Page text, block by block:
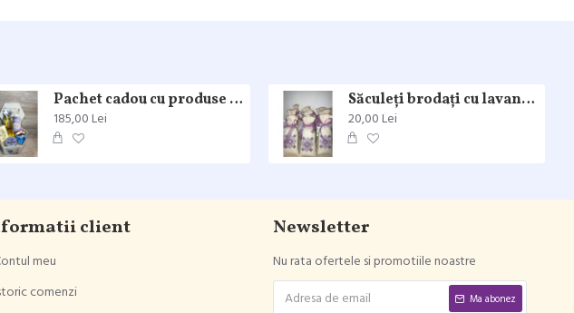
Pachet cadou cu produse naturale și mirosuri irezistibile
185,00 Lei
Săculeți brodați cu lavandă -mărturii
20,00 Lei
client
meu
comenzi
Newsletter
Nu rata ofertele si promotiile noastre
Ma abonez